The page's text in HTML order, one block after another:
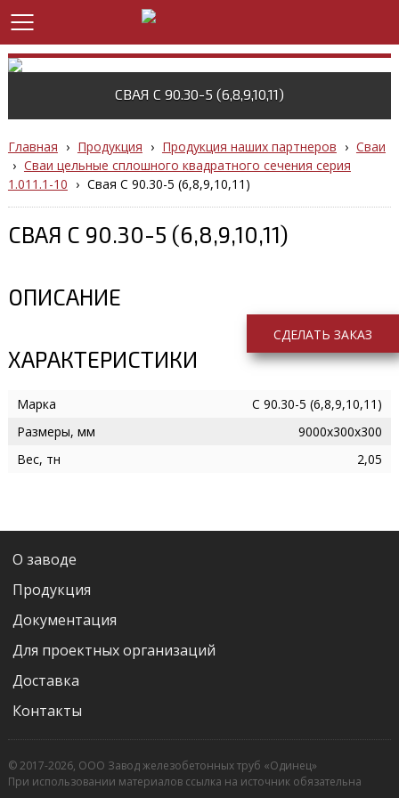
СВАЯ С 90.30-5 (6,8,9,10,11)
Главная › Продукция › Продукция наших партнеров › Сваи
› Сваи цельные сплошного квадратного сечения серия
1.011.1-10 › Свая С 90.30-5 (6,8,9,10,11)
СВАЯ С 90.30-5 (6,8,9,10,11)
ОПИСАНИЕ
ХАРАКТЕРИСТИКИ
Марка
С 90.30-5 (6,8,9,10,11)
Размеры, мм
9000х300х300
Вес, тн
2,05
О заводе
Продукция
Документация
Для проектных организаций
Доставка
Контакты
© 2017-2026, ООО Завод железобетонных труб «Одинец»
При использовании материалов ссылка на источник обязательна
СДЕЛАТЬ ЗАКАЗ